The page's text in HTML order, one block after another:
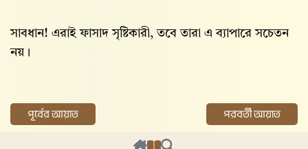
সাবধান! এরাই ফাসাদ সৃষ্টিকারী, তবে তারা এ ব্যাপারে সচেতন
নয়।
পূর্বের আয়াত পরবর্তী আয়াত